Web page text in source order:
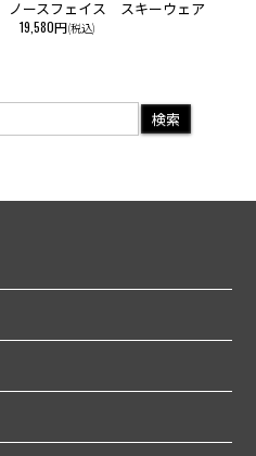
ノースフェイス スキーウェア
19,580円(税込)